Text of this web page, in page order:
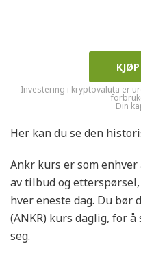
Investering i kryptovaluta er
Din
Her kan du se den
Ankr kurs er som
av tilbud og
hver eneste dag. Du bør
(ANKR) kurs daglig, for
seg.